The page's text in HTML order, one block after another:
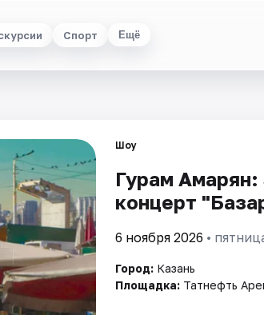
Спорт Ещё
Шоу
Гурам Амарян:
концерт
6 ноября 2026 •
Город: Казань
Площадка: Татнефть